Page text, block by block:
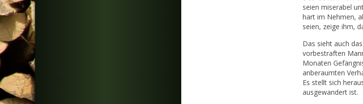
seien miserabel
hart im Nehmen,
seien, zeige ihm,
Das sieht auch
vorbestraften
Monaten
anberaumten
Es stellt sich
ausgewandert ist.